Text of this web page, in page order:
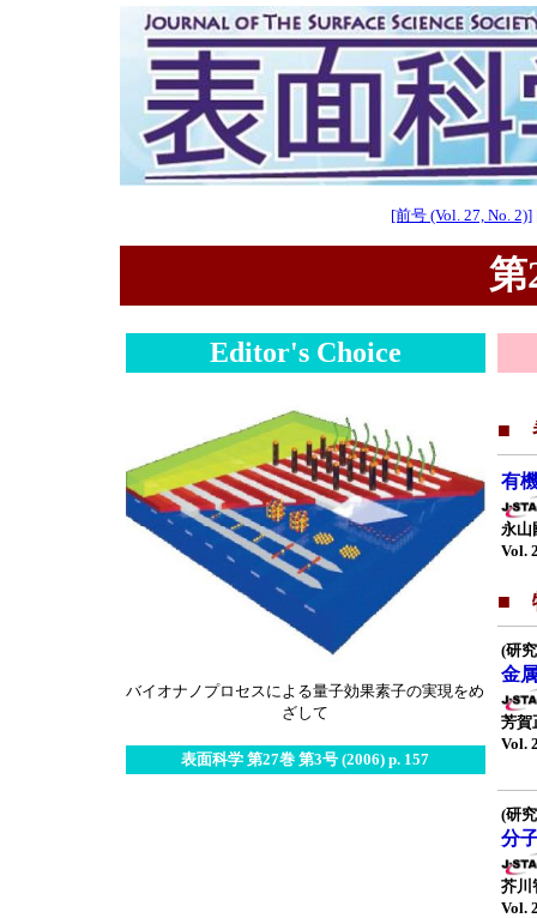
[前号 (Vol. 27, No. 2)]
第
Editor's Choice
バイオナノプロセスによる量子効果素子の実現をめ
ざして
表面科学 第27巻 第3号 (2006) p. 157
■
有
永山
Vol.
■
(研
金
芳賀
Vol.
(研
分
芥川
Vol.